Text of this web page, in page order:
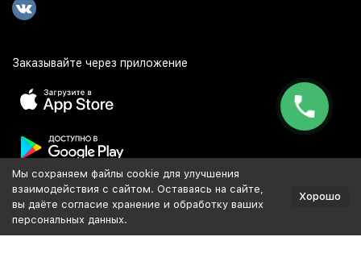
Заказывайте через приложение
Популярное
Мы сохраняем файлы cookie для улучшения
взаимодействия с сайтом. Оставаясь на сайте,
вы даёте согласие хранение и обработку ваших
персональных данных.
Хорошо